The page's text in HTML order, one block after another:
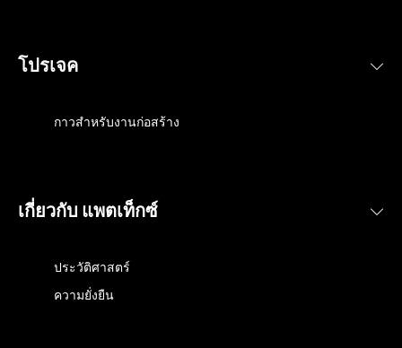
โปรเจค
กาวสำหรับงานก่อสร้าง
เกี่ยวกับ แพตเท็กซ์
ประวัติศาสตร์
ความยั่งยืน